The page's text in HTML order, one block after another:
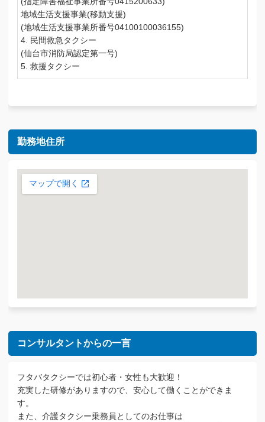
地域生活支援事業(移動支援)
(地域生活支援事業所番号04100100036155)
4. 民間救急タクシー
(仙台市消防局認定第一号)
5. 救援タクシー
勤務地住所
コンサルタントからの一言
フタバタクシーでは初心者・女性も大歓迎！
充実した研修がありますので、安心して働くことができま
す。
また、介護タクシー乗務員としてのお仕事は